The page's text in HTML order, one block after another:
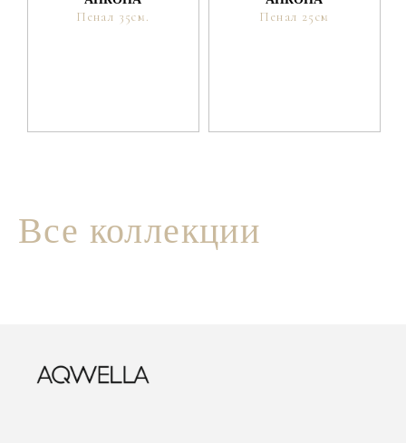
Пенал 35см. Пенал 25см
Все коллекции